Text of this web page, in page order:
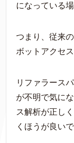
になっている
つまり、従来
ボットアクセ
リファラース
が不明で気に
ス解析が正し
くほうが良いで